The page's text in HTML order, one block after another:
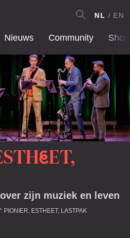
Nieuws Community Shop
NL EN
EET,
zijn muziek en leven
PIONIER, ESTHEET, LASTPAK